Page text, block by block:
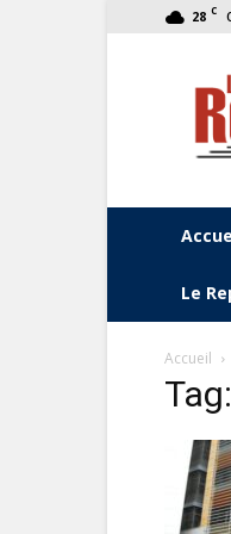
28 C
Le
Accueil